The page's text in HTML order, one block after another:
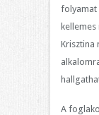
folyamat
Krisztina
A